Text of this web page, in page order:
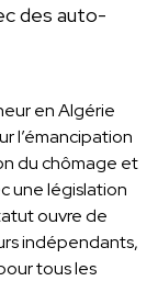
des auto-
en Algérie
l’émancipation
du chômage et
une législation
ouvre de
indépendants,
tous les